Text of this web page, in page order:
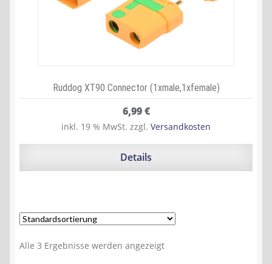
Ruddog XT90 Connector (1xmale,1xfemale)
6,99€
inkl. 19 % MwSt. zzgl. Versandkosten
Details
Alle 3 Ergebnisse werden angezeigt